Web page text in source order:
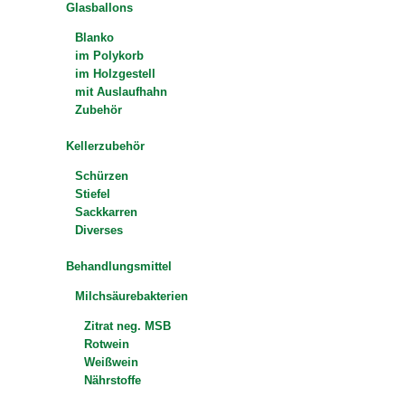
Glasballons
Blanko
im Polykorb
im Holzgestell
mit Auslaufhahn
Zubehör
Kellerzubehör
Schürzen
Stiefel
Sackkarren
Diverses
Behandlungsmittel
Milchsäurebakterien
Zitrat neg. MSB
Rotwein
Weißwein
Nährstoffe